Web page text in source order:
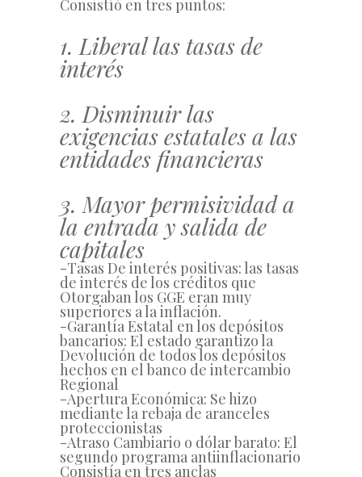
Consistíó en tres puntos:
1. Liberal las tasas de
interés
2. Disminuir las
exigencias estatales a las
entidades financieras
3. Mayor permisividad a
la entrada y salida de
capitales
-Tasas De interés positivas: las tasas
de interés de los créditos que
Otorgaban los GGE eran muy
superiores a la inflación.
-Garantía Estatal en los depósitos
bancarios: El estado garantizo la
Devolución de todos los depósitos
hechos en el banco de intercambio
Regional
-Apertura Económica: Se hizo
mediante la rebaja de aranceles
proteccionistas
-Atraso Cambiario o dólar barato: El
segundo programa antiinflacionario
Consistía en tres anclas